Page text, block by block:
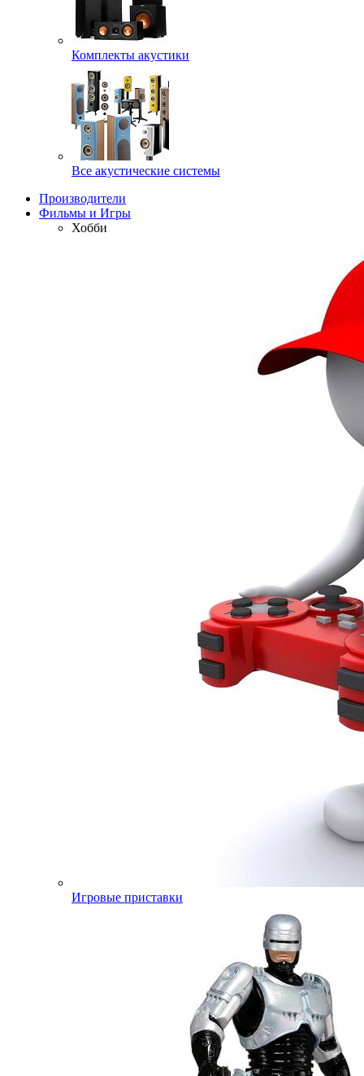
Комплекты акустики
Все акустические системы
Производители
Фильмы и Игры
Хобби
Игровые приставки